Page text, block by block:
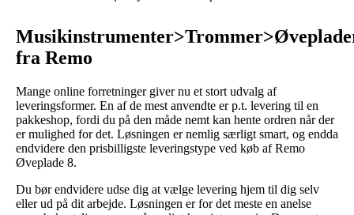
fra Remo
Mange online forretninger giver nu et stort udvalg af
leveringsformer. En af de mest anvendte er p.t. levering til en
pakkeshop, fordi du på den måde nemt kan hente ordren når der
er mulighed for det. Løsningen er nemlig særligt smart, og endda
endvidere den prisbilligste leveringstype ved køb af Remo
Øveplade 8.
Du bør endvidere udse dig at vælge levering hjem til dig selv
eller ud på dit arbejde. Løsningen er for det meste en anelse